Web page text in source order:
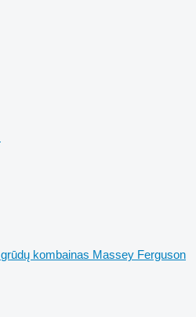
grūdų kombainas Massey Ferguson